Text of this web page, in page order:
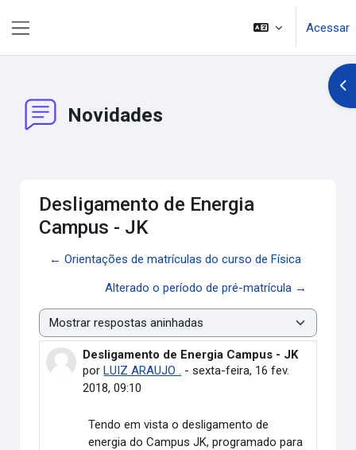
Acessar
Novidades
Desligamento de Energia
Campus - JK
← Orientações de matrículas do curso de Física
Alterado o período de pré-matrícula →
Modo de visualização
Desligamento de Energia Campus - JK
porLUIZ ARAUJO . -sexta-feira, 16 fev.
2018, 09:10
Número de respostas: 0
Tendo em vista o desligamento de
energia do Campus JK, programado para